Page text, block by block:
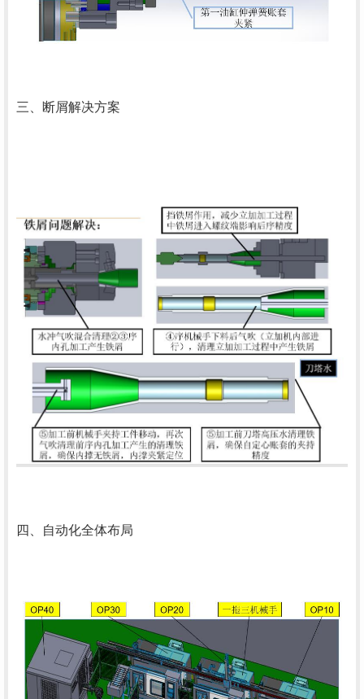
三、断屑解决方案
四、自动化全体布局